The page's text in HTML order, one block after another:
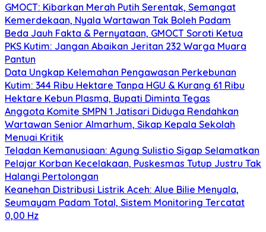
GMOCT: Kibarkan Merah Putih Serentak, Semangat
Kemerdekaan, Nyala Wartawan Tak Boleh Padam
Beda Jauh Fakta & Pernyataan, GMOCT Soroti Ketua
PKS Kutim: Jangan Abaikan Jeritan 232 Warga Muara
Pantun
Data Ungkap Kelemahan Pengawasan Perkebunan
Kutim: 344 Ribu Hektare Tanpa HGU & Kurang 61 Ribu
Hektare Kebun Plasma, Bupati Diminta Tegas
Anggota Komite SMPN 1 Jatisari Diduga Rendahkan
Wartawan Senior Almarhum, Sikap Kepala Sekolah
Menuai Kritik
Teladan Kemanusiaan: Agung Sulistio Sigap Selamatkan
Pelajar Korban Kecelakaan, Puskesmas Tutup Justru Tak
Halangi Pertolongan
Keanehan Distribusi Listrik Aceh: Alue Bilie Menyala,
Seumayam Padam Total, Sistem Monitoring Tercatat
0,00 Hz